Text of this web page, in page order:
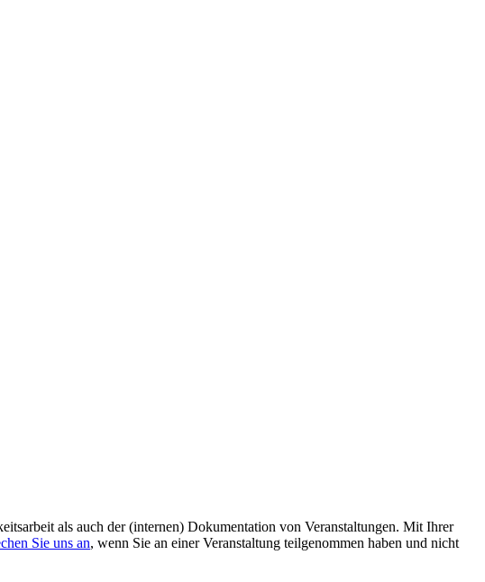
als auch der (internen) Dokumentation von Veranstaltungen. Mit Ihrer
Sie uns an, wenn Sie an einer Veranstaltung teilgenommen haben und nicht